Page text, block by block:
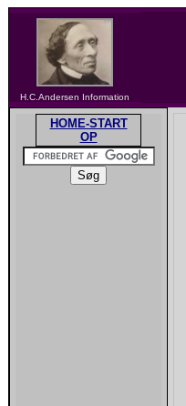
H.C.Andersen Information
HOME-START
OP